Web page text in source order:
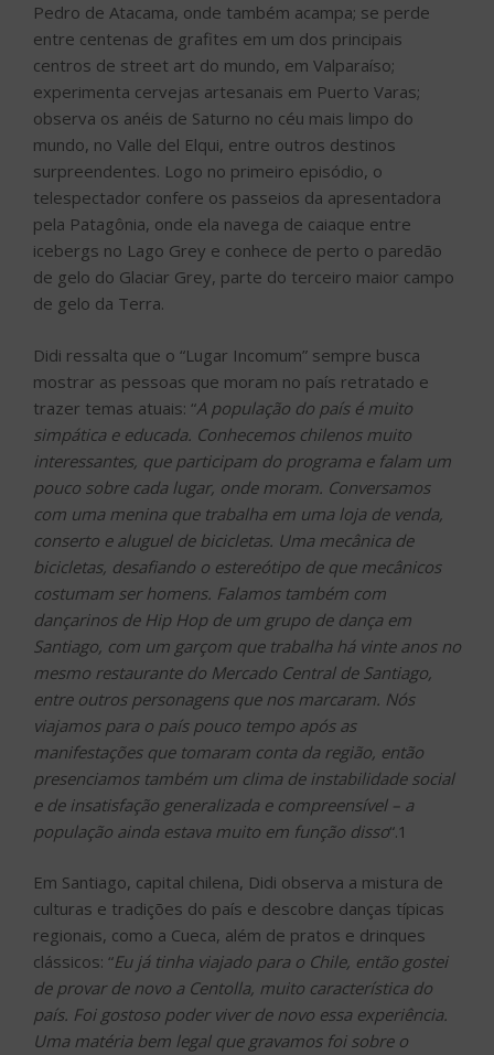
Pedro de Atacama, onde também acampa; se perde
entre centenas de grafites em um dos principais
centros de street art do mundo, em Valparaíso;
experimenta cervejas artesanais em Puerto Varas;
observa os anéis de Saturno no céu mais limpo do
mundo, no Valle del Elqui, entre outros destinos
surpreendentes. Logo no primeiro episódio, o
telespectador confere os passeios da apresentadora
pela Patagônia, onde ela navega de caiaque entre
icebergs no Lago Grey e conhece de perto o paredão
de gelo do Glaciar Grey, parte do terceiro maior campo
de gelo da Terra.
Didi ressalta que o “Lugar Incomum” sempre busca
mostrar as pessoas que moram no país retratado e
trazer temas atuais: “A população do país é muito
simpática e educada. Conhecemos chilenos muito
interessantes, que participam do programa e falam um
pouco sobre cada lugar, onde moram. Conversamos
com uma menina que trabalha em uma loja de venda,
conserto e aluguel de bicicletas. Uma mecânica de
bicicletas, desafiando o estereótipo de que mecânicos
costumam ser homens. Falamos também com
dançarinos de Hip Hop de um grupo de dança em
Santiago, com um garçom que trabalha há vinte anos no
mesmo restaurante do Mercado Central de Santiago,
entre outros personagens que nos marcaram. Nós
viajamos para o país pouco tempo após as
manifestações que tomaram conta da região, então
presenciamos também um clima de instabilidade social
e de insatisfação generalizada e compreensível – a
população ainda estava muito em função disso“.1
Em Santiago, capital chilena, Didi observa a mistura de
culturas e tradições do país e descobre danças típicas
regionais, como a Cueca, além de pratos e drinques
clássicos: “Eu já tinha viajado para o Chile, então gostei
de provar de novo a Centolla, muito característica do
país. Foi gostoso poder viver de novo essa experiência.
Uma matéria bem legal que gravamos foi sobre o